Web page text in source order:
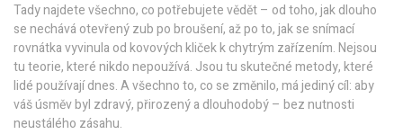
Tady najdete všechno, co potřebujete vědět – od toho, jak dlouho
se nechává otevřený zub po broušení, až po to, jak se snímací
rovnátka vyvinula od kovových kliček k chytrým zařízením. Nejsou
tu teorie, které nikdo nepoužívá. Jsou tu skutečné metody, které
lidé používají dnes. A všechno to, co se změnilo, má jediný cíl: aby
váš úsměv byl zdravý, přirozený a dlouhodobý – bez nutnosti
neustálého zásahu.